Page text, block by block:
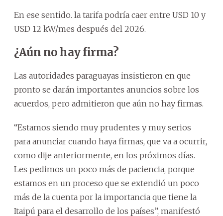
En ese sentido. la tarifa podría caer entre USD 10 y
USD 12 kW/mes después del 2026.
¿Aún no hay firma?
Las autoridades paraguayas insistieron en que
pronto se darán importantes anuncios sobre los
acuerdos, pero admitieron que aún no hay firmas.
“Estamos siendo muy prudentes y muy serios
para anunciar cuando haya firmas, que va a ocurrir,
como dije anteriormente, en los próximos días.
Les pedimos un poco más de paciencia, porque
estamos en un proceso que se extendió un poco
más de la cuenta por la importancia que tiene la
Itaipú para el desarrollo de los países”, manifestó